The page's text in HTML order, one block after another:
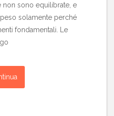
non sono equilibrate, e
solamente perché
fondamentali. Le